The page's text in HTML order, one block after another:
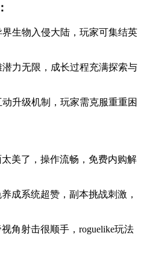
生物入侵大陆，玩家可集结英
力无限，成长过程充满探索与
升级机制，玩家需克服重重困
美了，操作流畅，免费内购解
成系统超赞，副本挑战刺激，
角射击很顺手，roguelike玩法